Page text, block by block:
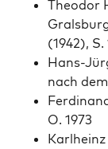
Theodor
(1942), S.
Hans-
nach
O. 1973